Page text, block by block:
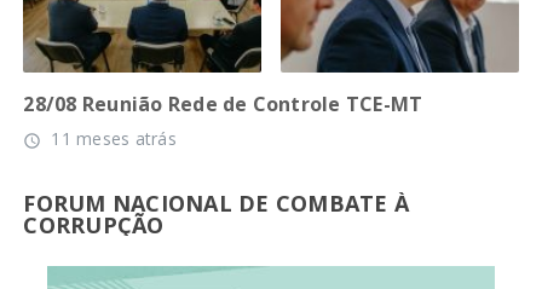
28/08 Reunião Rede de Controle TCE-MT
access_time 11 meses atrás
FORUM NACIONAL DE COMBATE À
CORRUPÇÃO